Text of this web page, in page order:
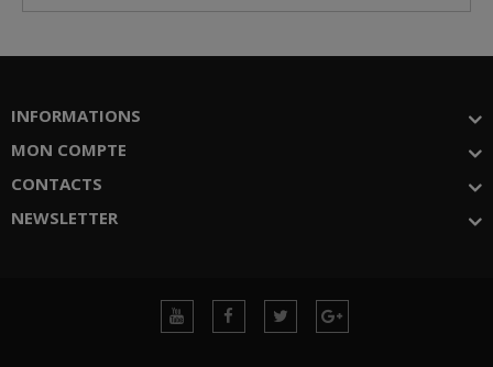
INFORMATIONS
MON COMPTE
CONTACTS
NEWSLETTER